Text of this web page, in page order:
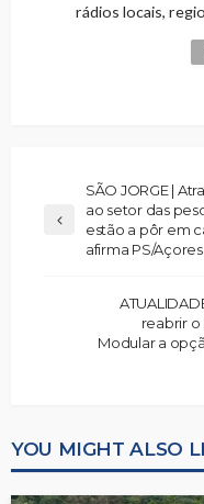
rádios locais,
SÃO JORGE |
ao setor das
estão a pôr em
afirma PS/Açores
reabrir o
Modular a
YOU MIGHT ALSO